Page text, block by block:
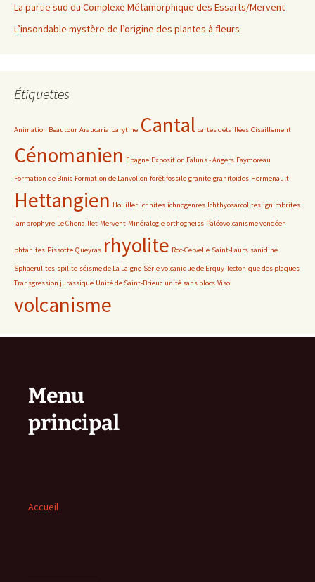
La partie sud du Complexe Métamorphique des Essarts/Mervent
L’insondable mystère de l’origine des plantes à fleurs
Étiquettes
Animation Beautour Araucaria barytine Cantal cartes détaillées Cisaillement
Cénomanien Epagne Exposition Faluns - Angers Faymoreau
Formation de Binic Formation de Lanvollon forêt fossile granite granitoïdes Hermenault
Hettangien Houiller ichnites ichnogenres Ichthyosarcolites ignimbrites
lamprophyre Le Chenaillet Mervent Minéralogie orthogneiss Paléovolcanisme vendéen
phtanites Pissotte Queyras rhyolite Roc-Cervelle Saint-Laurs sanidine
Sphaerulites spilite séisme de La Laigne Série volcanique de Erquy Tectonique des plaques
Transgression jurassique Unité de Saint-Brieuc unité sans blocs Viso
volcanisme
Menu
principal
Accueil